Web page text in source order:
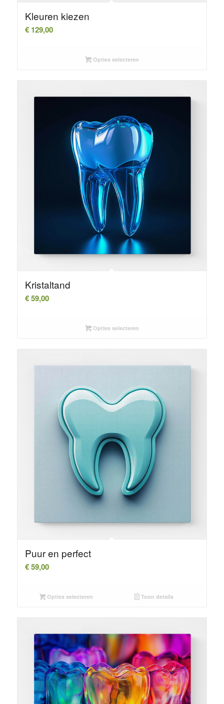
Kleuren kiezen
€129,00
Opties selecteren
Kristaltand
€59,00
Opties selecteren
Puur en perfect
€59,00
Opties selecteren Toon details